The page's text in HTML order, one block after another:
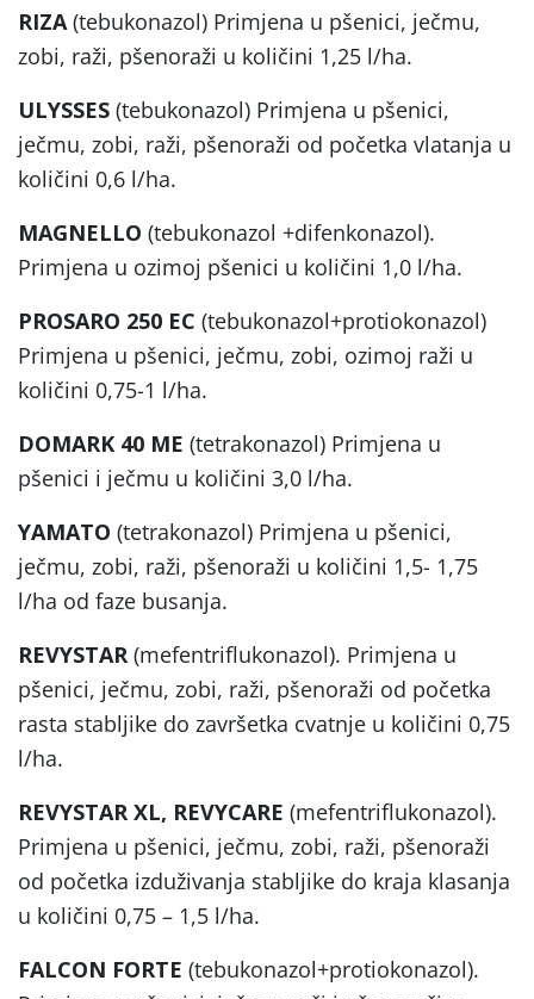
RIZA (tebukonazol) Primjena u pšenici, ječmu,
zobi, raži, pšenoraži u količini 1,25 l/ha.
ULYSSES (tebukonazol) Primjena u pšenici,
ječmu, zobi, raži, pšenoraži od početka vlatanja u
količini 0,6 l/ha.
MAGNELLO (tebukonazol +difenkonazol).
Primjena u ozimoj pšenici u količini 1,0 l/ha.
PROSARO 250 EC (tebukonazol+protiokonazol)
Primjena u pšenici, ječmu, zobi, ozimoj raži u
količini 0,75-1 l/ha.
DOMARK 40 ME (tetrakonazol) Primjena u
pšenici i ječmu u količini 3,0 l/ha.
YAMATO (tetrakonazol) Primjena u pšenici,
ječmu, zobi, raži, pšenoraži u količini 1,5- 1,75
l/ha od faze busanja.
REVYSTAR (mefentriflukonazol). Primjena u
pšenici, ječmu, zobi, raži, pšenoraži od početka
rasta stabljike do završetka cvatnje u količini 0,75
l/ha.
REVYSTAR XL, REVYCARE (mefentriflukonazol).
Primjena u pšenici, ječmu, zobi, raži, pšenoraži
od početka izduživanja stabljike do kraja klasanja
u količini 0,75 – 1,5 l/ha.
FALCON FORTE (tebukonazol+protiokonazol).